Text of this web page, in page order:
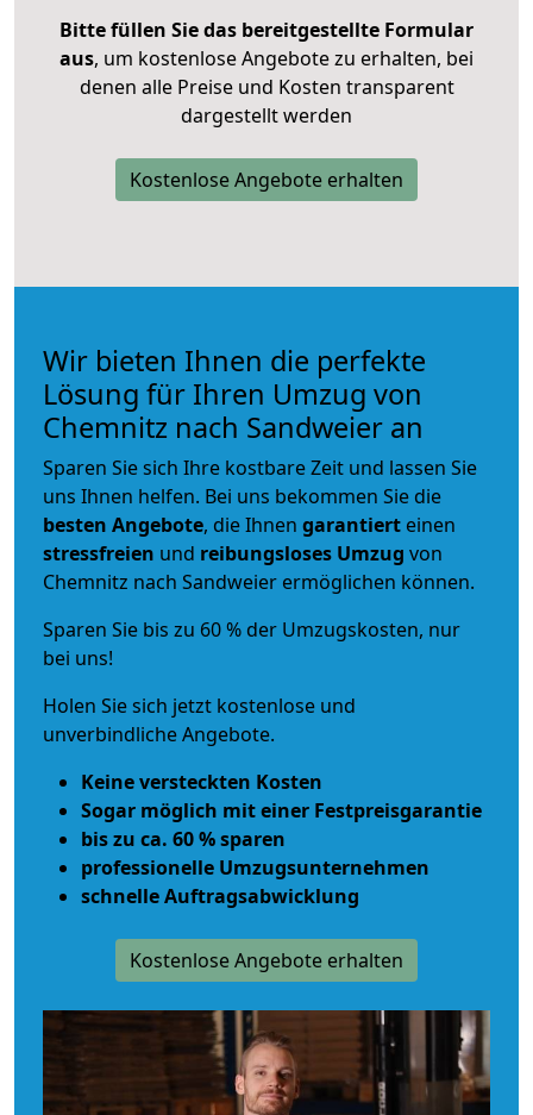
Bitte füllen Sie das bereitgestellte Formular
aus, um kostenlose Angebote zu erhalten, bei
denen alle Preise und Kosten transparent
dargestellt werden
Kostenlose Angebote erhalten
Wir bieten Ihnen die perfekte
Lösung für Ihren Umzug von
Chemnitz nach Sandweier an
Sparen Sie sich Ihre kostbare Zeit und lassen Sie
uns Ihnen helfen. Bei uns bekommen Sie die
besten Angebote, die Ihnen garantiert einen
stressfreien und reibungsloses Umzug von
Chemnitz nach Sandweier ermöglichen können.
Sparen Sie bis zu 60 % der Umzugskosten, nur
bei uns!
Holen Sie sich jetzt kostenlose und
unverbindliche Angebote.
Keine versteckten Kosten
Sogar möglich mit einer Festpreisgarantie
bis zu ca. 60 % sparen
professionelle Umzugsunternehmen
schnelle Auftragsabwicklung
Kostenlose Angebote erhalten